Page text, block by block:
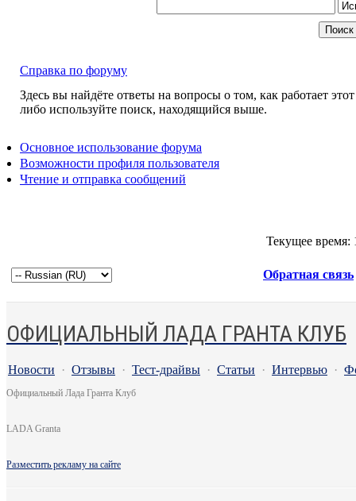
Справка по форуму
Здесь вы найдёте ответы на вопросы о том, как работает
либо используйте поиск, находящийся выше.
Основное использование форума
Возможности профиля пользователя
Чтение и отправка сообщений
Текущее время:
Обратная связь
ОФИЦИАЛЬНЫЙ ЛАДА ГРАНТА КЛУБ
Новости · Отзывы · Тест-драйвы · Статьи · Интервью ·
Официальный Лада Гранта Клуб
LADA Granta
Разместить рекламу на сайте